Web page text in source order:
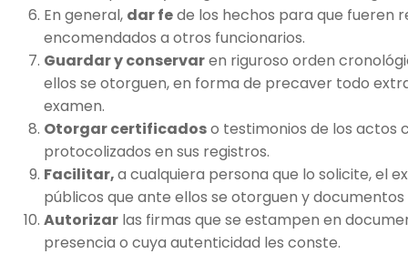
En general, dar fede los hechos para que fueren
encomendados a otros funcionarios.
Guardar y conservaren riguroso orden
ellos se otorguen, en forma de precaver todo
examen.
Otorgar certificadoso testimonios de los actos
protocolizados en sus registros.
Facilitar,a cualquiera persona que lo solicite, el
públicos que ante ellos se otorguen y
Autorizar las firmas que se estampen en
presencia o cuya autenticidad les conste.